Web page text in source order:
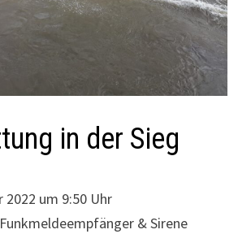
in der Sieg
2022 um 9:50 Uhr
Funkmeldeempfänger & Sirene